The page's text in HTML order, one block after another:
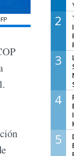
2
3
4
5